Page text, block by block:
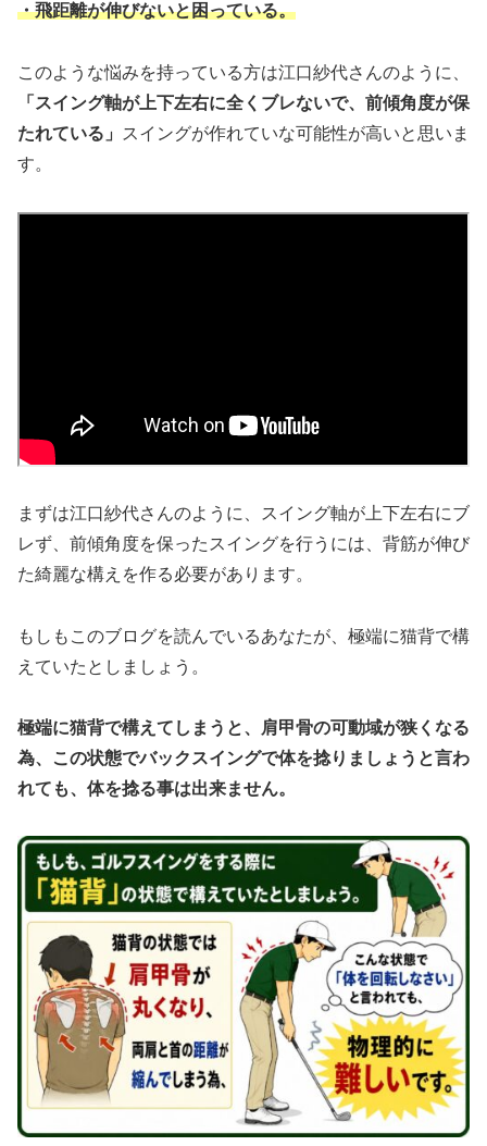
・飛距離が伸びないと困っている。
このような悩みを持っている方は江口紗代さんのように、
「スイング軸が上下左右に全くブレないで、前傾角度が保
たれている」
スイングが作れていな可能性が高いと思いま
す。
まずは江口紗代さんのように、スイング軸が上下左右にブ
レず、前傾角度を保ったスイングを行うには、背筋が伸び
た綺麗な構えを作る必要があります。
もしもこのブログを読んでいるあなたが、極端に猫背で構
えていたとしましょう。
極端に猫背で構えてしまうと、肩甲骨の可動域が狭くなる
為、この状態でバックスイングで体を捻りましょうと言わ
れても、体を捻る事は出来ません。